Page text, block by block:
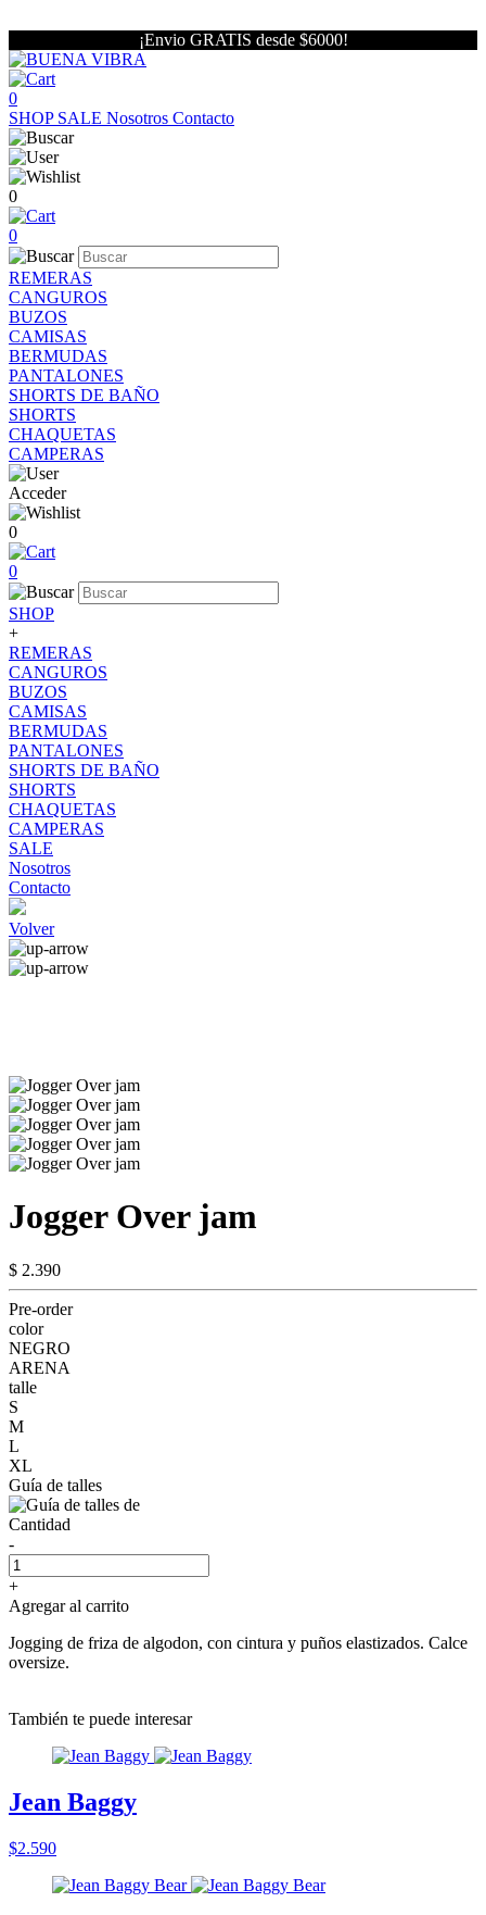
¡Envio GRATIS desde $6000!
0
SHOP SALE Nosotros Contacto
0
0
REMERAS
CANGUROS
BUZOS
CAMISAS
BERMUDAS
PANTALONES
SHORTS DE BAÑO
SHORTS
CHAQUETAS
CAMPERAS
Acceder
0
0
SHOP
+
REMERAS
CANGUROS
BUZOS
CAMISAS
BERMUDAS
PANTALONES
SHORTS DE BAÑO
SHORTS
CHAQUETAS
CAMPERAS
SALE
Nosotros
Contacto
Volver
Jogger Over jam
$ 2.390
Pre-order
color
NEGRO
ARENA
talle
S
M
L
XL
Guía de talles
Cantidad
-
+
Agregar al carrito
Jogging de friza de algodon, con cintura y puños elastizados. Calce
oversize.
También te puede interesar
Jean Baggy
$2.590